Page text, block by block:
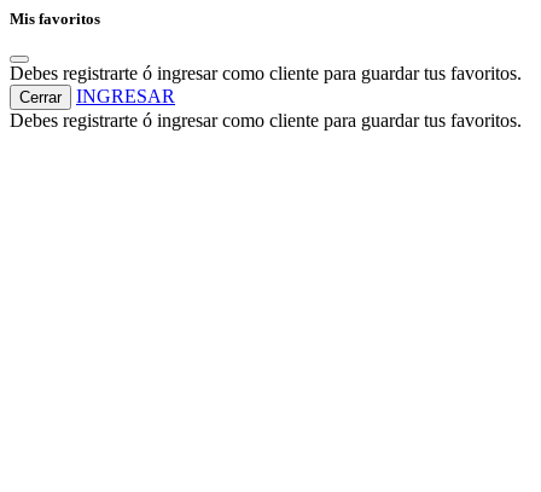
Mis favoritos
Debes registrarte ó ingresar como cliente para guardar tus favoritos.
Cerrar
INGRESAR
Debes registrarte ó ingresar como cliente para guardar tus favoritos.